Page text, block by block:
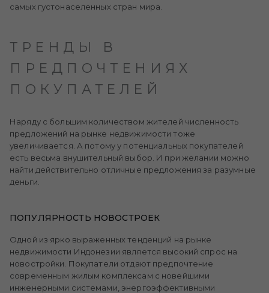
самых густонаселенных стран мира.
ТРЕНДЫ В
ПРЕДПОЧТЕНИЯХ
ПОКУПАТЕЛЕЙ
Наряду с большим количеством жителей численность
предложений на рынке недвижимости тоже
увеличивается. А потому у потенциальных покупателей
есть весьма внушительный выбор. И при желании можно
найти действительно отличные предложения за разумные
деньги.
ПОПУЛЯРНОСТЬ НОВОСТРОЕК
Одной из ярко выраженных тенденций на рынке
недвижимости Индонезии является высокий спрос на
новостройки. Покупатели отдают предпочтение
современным жилым комплексам с новейшими
инженерными системами, энергоэффективными